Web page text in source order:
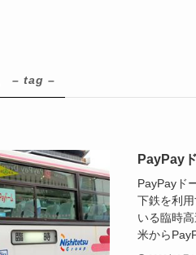
– tag –
PayPay
PayPayド
下鉄を利
いる臨時
米から